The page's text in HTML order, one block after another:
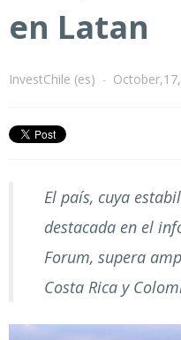
en Latan
InvestChile (es) -
El país, cuya
destacada en el
Forum, supera
Costa Rica y